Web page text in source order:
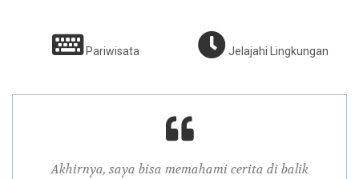
Pariwisata Jelajahi Lingkungan
Akhirnya, saya bisa memahami cerita di balik